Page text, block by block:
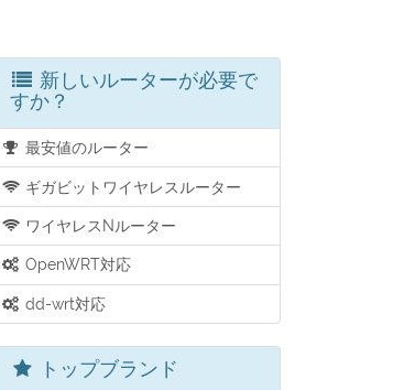
新しいルーターが必要で
すか？
最安値のルーター
ギガビットワイヤレスルーター
ワイヤレスNルーター
OpenWRT対応
dd-wrt対応
トップブランド